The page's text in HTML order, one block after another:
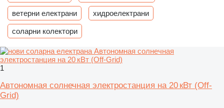
ветерни електрани хидроелектрани
соларни колектори
1
Автономная солнечная электростанция на 20 кВт (Off-
Grid)